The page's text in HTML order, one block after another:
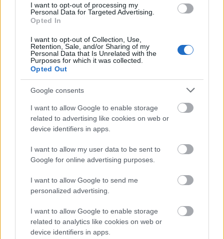
I want to opt-out of processing my
Personal Data for Targeted Advertising.
Opted In
I want to opt-out of Collection, Use,
Retention, Sale, and/or Sharing of my
Personal Data that Is Unrelated with the
Purposes for which it was collected.
Opted Out
Google consents
I want to allow Google to enable storage
related to advertising like cookies on web or
device identifiers in apps.
I want to allow my user data to be sent to
Google for online advertising purposes.
I want to allow Google to send me
personalized advertising.
I want to allow Google to enable storage
related to analytics like cookies on web or
device identifiers in apps.
Végre megint High On Fire-
klubkoncert Magyarországon
dankógábor•2018. április 05.